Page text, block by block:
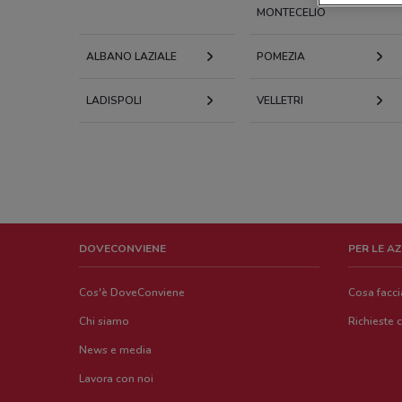
MONTECELIO
ALBANO LAZIALE POMEZIA
LADISPOLI VELLETRI
DOVECONVIENE
Cos'è DoveConviene
Chi siamo
News e media
Lavora con noi
PER LE
Cosa
Richieste